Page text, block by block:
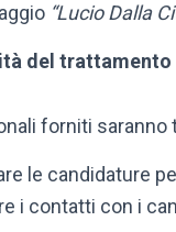
“Lucio Dalla
del trattamento
forniti
le candidature
i contatti con i